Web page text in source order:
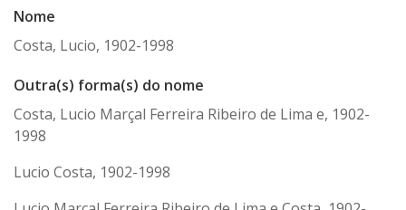
Nome
Costa, Lucio, 1902-1998
Outra(s) forma(s) do nome
Costa, Lucio Marçal Ferreira Ribeiro de Lima e, 1902-
1998
Lucio Costa, 1902-1998